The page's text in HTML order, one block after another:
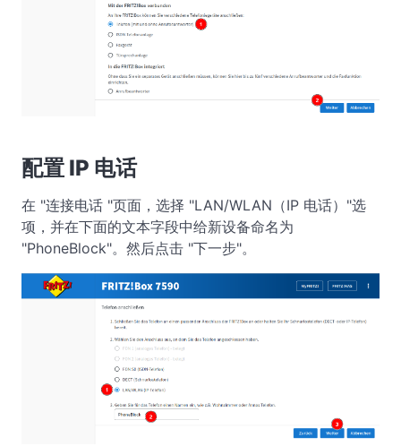
配置 IP 电话
在 "连接电话 "页面，选择 "LAN/WLAN（IP 电话）"选
项，并在下面的文本字段中给新设备命名为
"PhoneBlock"。然后点击 "下一步"。